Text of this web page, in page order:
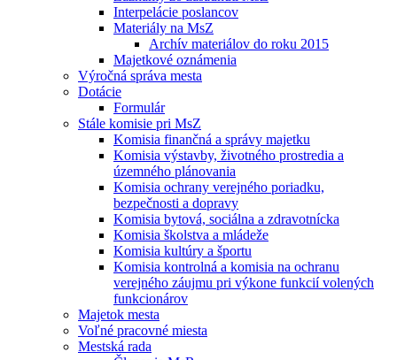
Interpelácie poslancov
Materiály na MsZ
Archív materiálov do roku 2015
Majetkové oznámenia
Výročná správa mesta
Dotácie
Formulár
Stále komisie pri MsZ
Komisia finančná a správy majetku
Komisia výstavby, životného prostredia a
územného plánovania
Komisia ochrany verejného poriadku,
bezpečnosti a dopravy
Komisia bytová, sociálna a zdravotnícka
Komisia školstva a mládeže
Komisia kultúry a športu
Komisia kontrolná a komisia na ochranu
verejného záujmu pri výkone funkcií volených
funkcionárov
Majetok mesta
Voľné pracovné miesta
Mestská rada